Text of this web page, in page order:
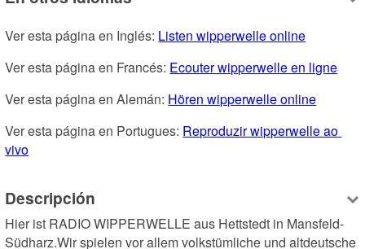
Ver esta página en Inglés: Listen wipperwelle online
Ver esta página en Francés: Ecouter wipperwelle en ligne
Ver esta página en Alemán: Hören wipperwelle online
Ver esta página en Portugues: Reproduzir wipperwelle ao
vivo
Descripción
Hier ist RADIO WIPPERWELLE aus Hettstedt in Mansfeld-
Südharz.Wir spielen vor allem volkstümliche und altdeutsche